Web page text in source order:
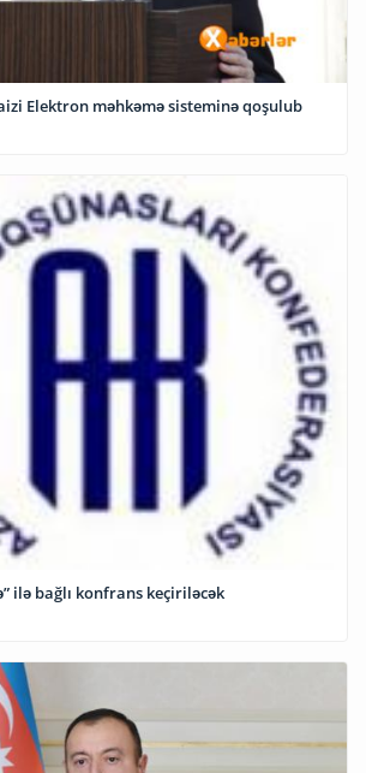
Elektron məhkəmə sisteminə qoşulub
ilə bağlı konfrans keçiriləcək